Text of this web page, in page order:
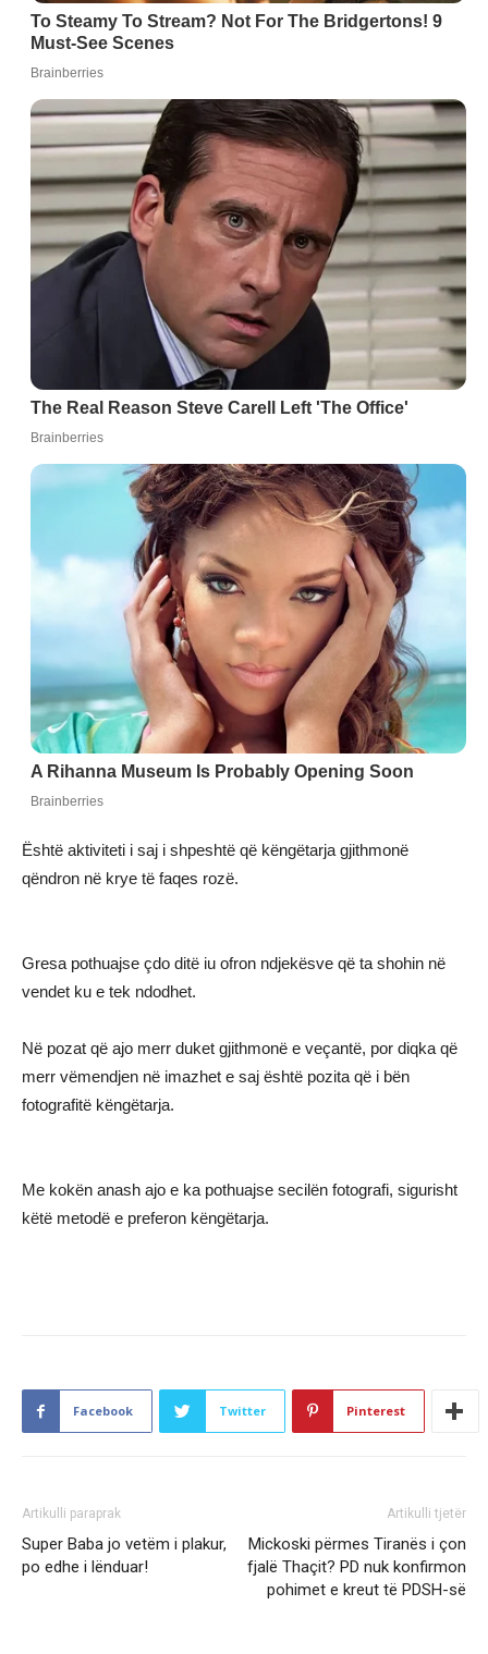
Është aktiviteti i saj i shpeshtë që këngëtarja gjithmonë
qëndron në krye të faqes rozë.
Gresa pothuajse çdo ditë iu ofron ndjekësve që ta shohin në
vendet ku e tek ndodhet.
Në pozat që ajo merr duket gjithmonë e veçantë, por diqka që
merr vëmendjen në imazhet e saj është pozita që i bën
fotografitë këngëtarja.
Me kokën anash ajo e ka pothuajse secilën fotografi, sigurisht
këtë metodë e preferon këngëtarja.
Facebook Twitter Pinterest
Artikulli paraprak
Super Baba jo vetëm i plakur,
po edhe i lënduar!
Artikulli tjetër
Mickoski përmes Tiranës i çon
fjalë Thaçit? PD nuk konfirmon
pohimet e kreut të PDSH-së